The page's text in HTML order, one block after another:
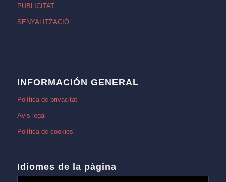
PUBLICITAT
SENYALITZACIÓ
INFORMACIÓN GENERAL
Política de privacitat
Avis legal
Política de cookies
Idiomes de la pàgina